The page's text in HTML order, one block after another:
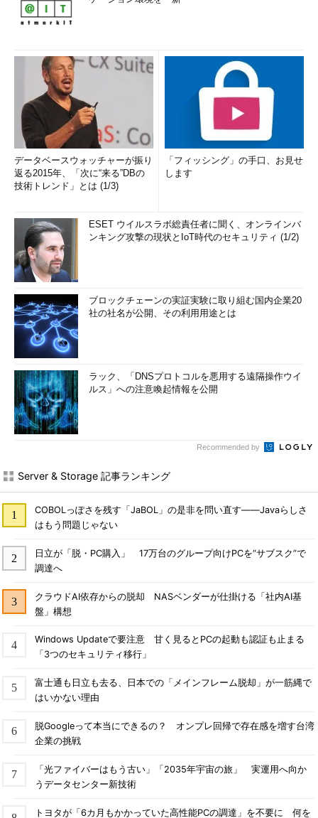
データベースウォッチャーが振り
返る2015年、「次に“来る”DBの
技術トレンド」とは (1/3)
「フィッシング」の手口、お見せ
します
ESET ウイルスラボ総責任者に聞く、オンラインバ
ンキング攻撃の現状とIoT時代のセキュリティ (1/2)
ブロックチェーンの実証実験に取り組む国内企業20
社の社名が公開、その利用用途とは
ラック、「DNSプロトコルを悪用する遠隔操作ウイ
ルス」への注意喚起情報を公開
Recommended by
Server & Storage 記事ランキング
COBOLっぽさを残す「JaBOL」の是非を問い直す――Javaらしさ
はもう問題じゃない
日立が「脱・PC購入」 17万台のグループ向けPCを“サブスク”で
調達へ
クラウドAI依存からの脱却 NASベンダーが仕掛ける「社内AI基
盤」構想
Windows Updateで要注意 甘く見るとPCの起動も認証も止まる
「3つのセキュリティ移行」
富士通も日立も去る、日本での「メインフレーム脱却」が一筋縄で
はいかない理由
脱Googleって本当にできるの？ オンプレ回帰で存在感を増す台湾
企業の挑戦
「光ファイバーはもう古い」「2035年宇宙の旅」 実運用へ向か
うデータセンター新技術
トヨタが「6カ月もかかっていた高性能PCの調達」を不要に 何を